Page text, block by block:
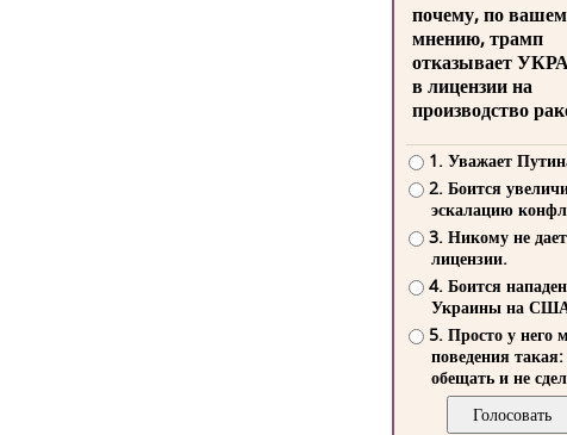
почему, по
мнению, трамп
отказывает
в лицензии на
производство
1. Уважает
2. Боится
эскалацию
3. Никому не
лицензии.
4. Боится
Украины на
5. Просто у него
поведения такая:
обещать и не